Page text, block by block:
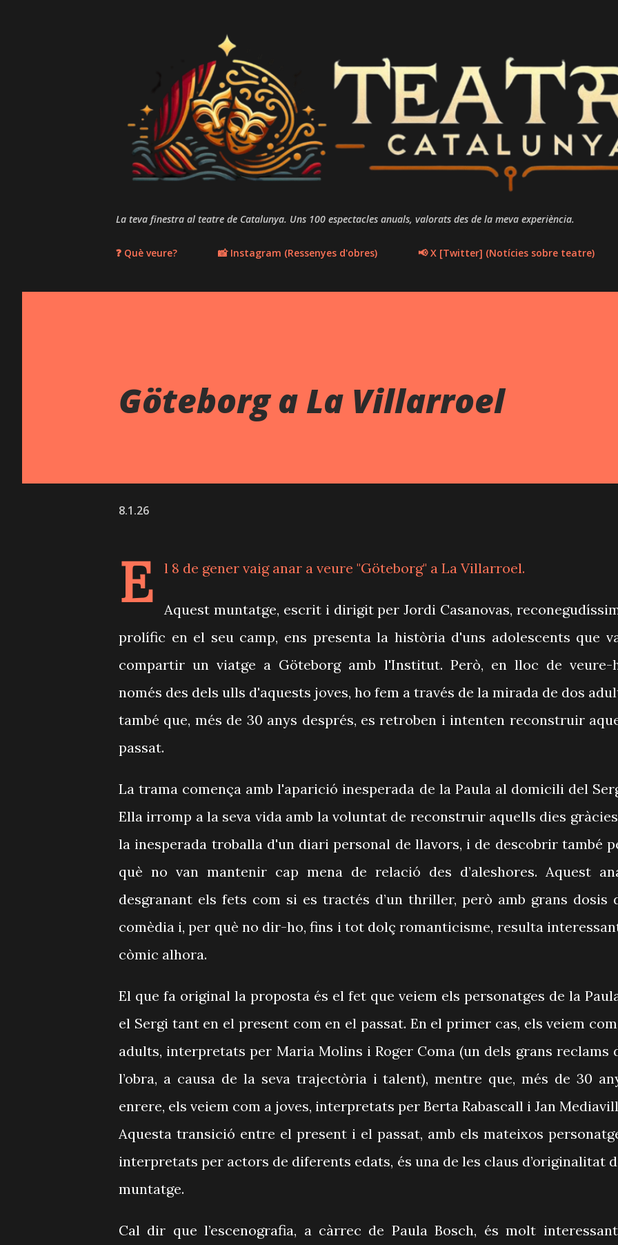
La teva finestra al teatre de Catalunya. Uns 100 espectacles anuals, valorats des de la meva experiència.
❓ Què veure? 📸 Instagram (Ressenyes d'obres) 📢 X [Twitter] (Notícies sobre teatre)
Göteborg a La Villarroel
8.1.26
E l 8 de gener vaig anar a veure "Göteborg" a La Villarroel.
Aquest muntatge, escrit i dirigit per Jordi Casanovas,
prolífic en el seu camp, ens presenta la història d'uns adolescents que
compartir un viatge a Göteborg amb l'Institut. Però, en lloc de veure-
només des dels ulls d'aquests joves, ho fem a través de la mirada de dos
també que, més de 30 anys després, es retroben i intenten reconstruir
passat.
La trama comença amb l'aparició inesperada de la Paula al domicili del
Ella irromp a la seva vida amb la voluntat de reconstruir aquells dies
la inesperada troballa d'un diari personal de llavors, i de descobrir també
què no van mantenir cap mena de relació des d’aleshores. Aquest
desgranant els fets com si es tractés d’un thriller, però amb grans dosis
comèdia i, per què no dir-ho, fins i tot dolç romanticisme, resulta
còmic alhora.
El que fa original la proposta és el fet que veiem els personatges de la
el Sergi tant en el present com en el passat. En el primer cas, els veiem
adults, interpretats per Maria Molins i Roger Coma (un dels grans reclams
l’obra, a causa de la seva trajectòria i talent), mentre que, més de 30
enrere, els veiem com a joves, interpretats per Berta Rabascall i Jan
Aquesta transició entre el present i el passat, amb els mateixos
interpretats per actors de diferents edats, és una de les claus d’originalitat
muntatge.
Cal dir que l’escenografia, a càrrec de Paula Bosch, és molt